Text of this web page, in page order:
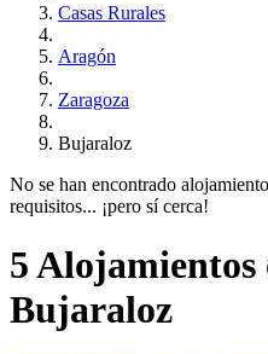
Casas Rurales
Aragón
Zaragoza
Bujaraloz
No se han encontrado
requisitos... ¡pero sí cerca!
5 Alojamientos
Bujaraloz